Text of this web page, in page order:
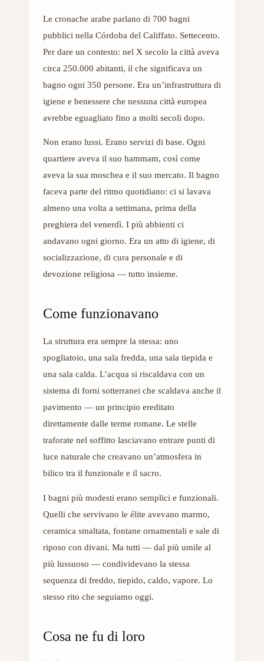
Le cronache arabe parlano di 700 bagni
pubblici nella Córdoba del Califfato. Settecento.
Per dare un contesto: nel X secolo la città aveva
circa 250.000 abitanti, il che significava un
bagno ogni 350 persone. Era un’infrastruttura di
igiene e benessere che nessuna città europea
avrebbe eguagliato fino a molti secoli dopo.
Non erano lussi. Erano servizi di base. Ogni
quartiere aveva il suo hammam, così come
aveva la sua moschea e il suo mercato. Il bagno
faceva parte del ritmo quotidiano: ci si lavava
almeno una volta a settimana, prima della
preghiera del venerdì. I più abbienti ci
andavano ogni giorno. Era un atto di igiene, di
socializzazione, di cura personale e di
devozione religiosa — tutto insieme.
Come funzionavano
La struttura era sempre la stessa: uno
spogliatoio, una sala fredda, una sala tiepida e
una sala calda. L’acqua si riscaldava con un
sistema di forni sotterranei che scaldava anche il
pavimento — un principio ereditato
direttamente dalle terme romane. Le stelle
traforate nel soffitto lasciavano entrare punti di
luce naturale che creavano un’atmosfera in
bilico tra il funzionale e il sacro.
I bagni più modesti erano semplici e funzionali.
Quelli che servivano le élite avevano marmo,
ceramica smaltata, fontane ornamentali e sale di
riposo con divani. Ma tutti — dal più umile al
più lussuoso — condividevano la stessa
sequenza di freddo, tiepido, caldo, vapore. Lo
stesso rito che seguiamo oggi.
Cosa ne fu di loro